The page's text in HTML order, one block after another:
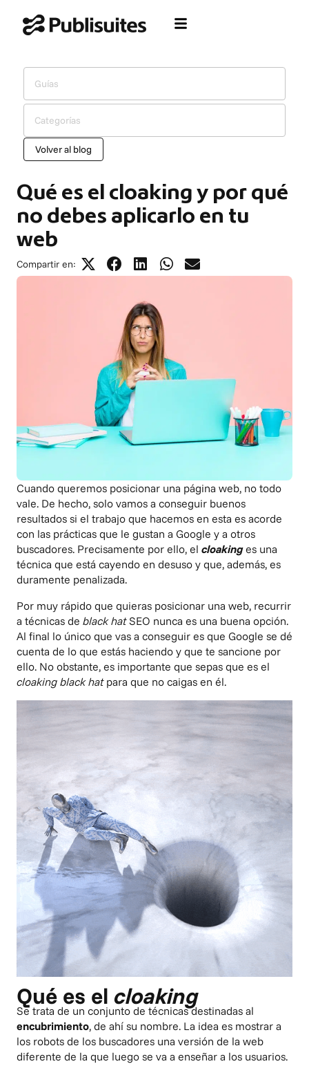
Categorías
Volver al blog
Guías
Qué es el cloaking y por qué
no debes aplicarlo en tu
web
Compartir en:
Cuando queremos posicionar una página web, no todo
vale. De hecho, solo vamos a conseguir buenos
resultados si el trabajo que hacemos en esta es acorde
con las prácticas que le gustan a Google y a otros
buscadores. Precisamente por ello, el cloakinges una
técnica que está cayendo en desuso y que, además, es
duramente penalizada.
Por muy rápido que quieras posicionar una web, recurrir
a técnicas de black hatSEO nunca es una buena opción.
Al final lo único que vas a conseguir es que Google se dé
cuenta de lo que estás haciendo y que te sancione por
ello. No obstante, es importante que sepas que es el
cloaking black hatpara que no caigas en él.
Qué es el cloaking
Se trata de un conjunto de técnicas destinadas al
encubrimiento, de ahí su nombre. La idea es mostrar a
los robots de los buscadores una versión de la web
diferente de la que luego se va a enseñar a los usuarios.